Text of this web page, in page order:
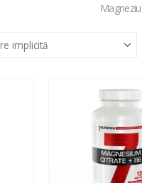
Magneziu